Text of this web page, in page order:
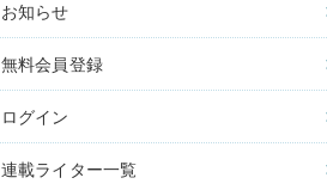
お知らせ
無料会員登録
ログイン
連載ライター一覧